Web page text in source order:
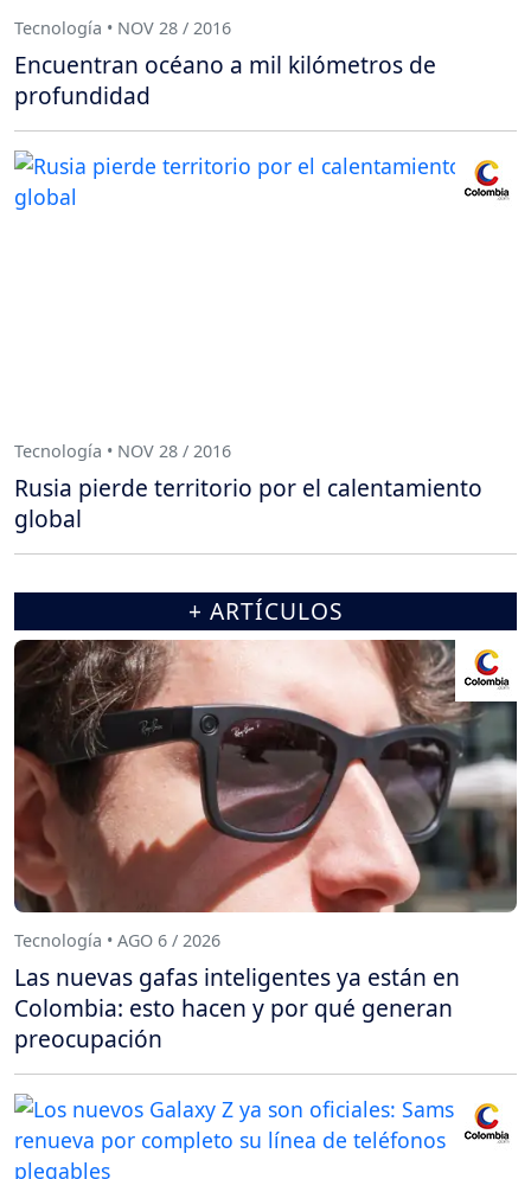
Tecnología • NOV 28 / 2016
Encuentran océano a mil kilómetros de
profundidad
Tecnología • NOV 28 / 2016
Rusia pierde territorio por el calentamiento
global
+ ARTÍCULOS
Tecnología • AGO 6 / 2026
Las nuevas gafas inteligentes ya están en
Colombia: esto hacen y por qué generan
preocupación